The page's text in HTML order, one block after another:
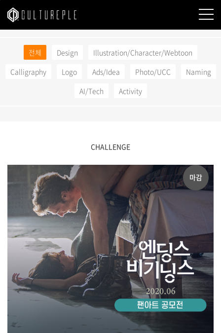
본문바로가기
전체 Design
Illustration/Character/Webtoon
Calligraphy
Logo Ads/Idea Photo/UCC
Naming
AI/Tech
Activity
CHALLENGE
마감